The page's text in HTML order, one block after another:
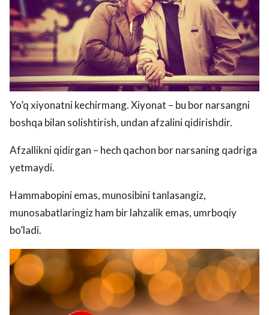
Yo’q xiyonatni kechirmang. Xiyonat – bu bor narsangni
boshqa bilan solishtirish, undan afzalini qidirishdir.
Afzallikni qidirgan – hech qachon bor narsaning qadriga
yetmaydi.
Hammabopini emas, munosibini tanlasangiz,
munosabatlaringiz ham bir lahzalik emas, umrboqiy
bo’ladi.